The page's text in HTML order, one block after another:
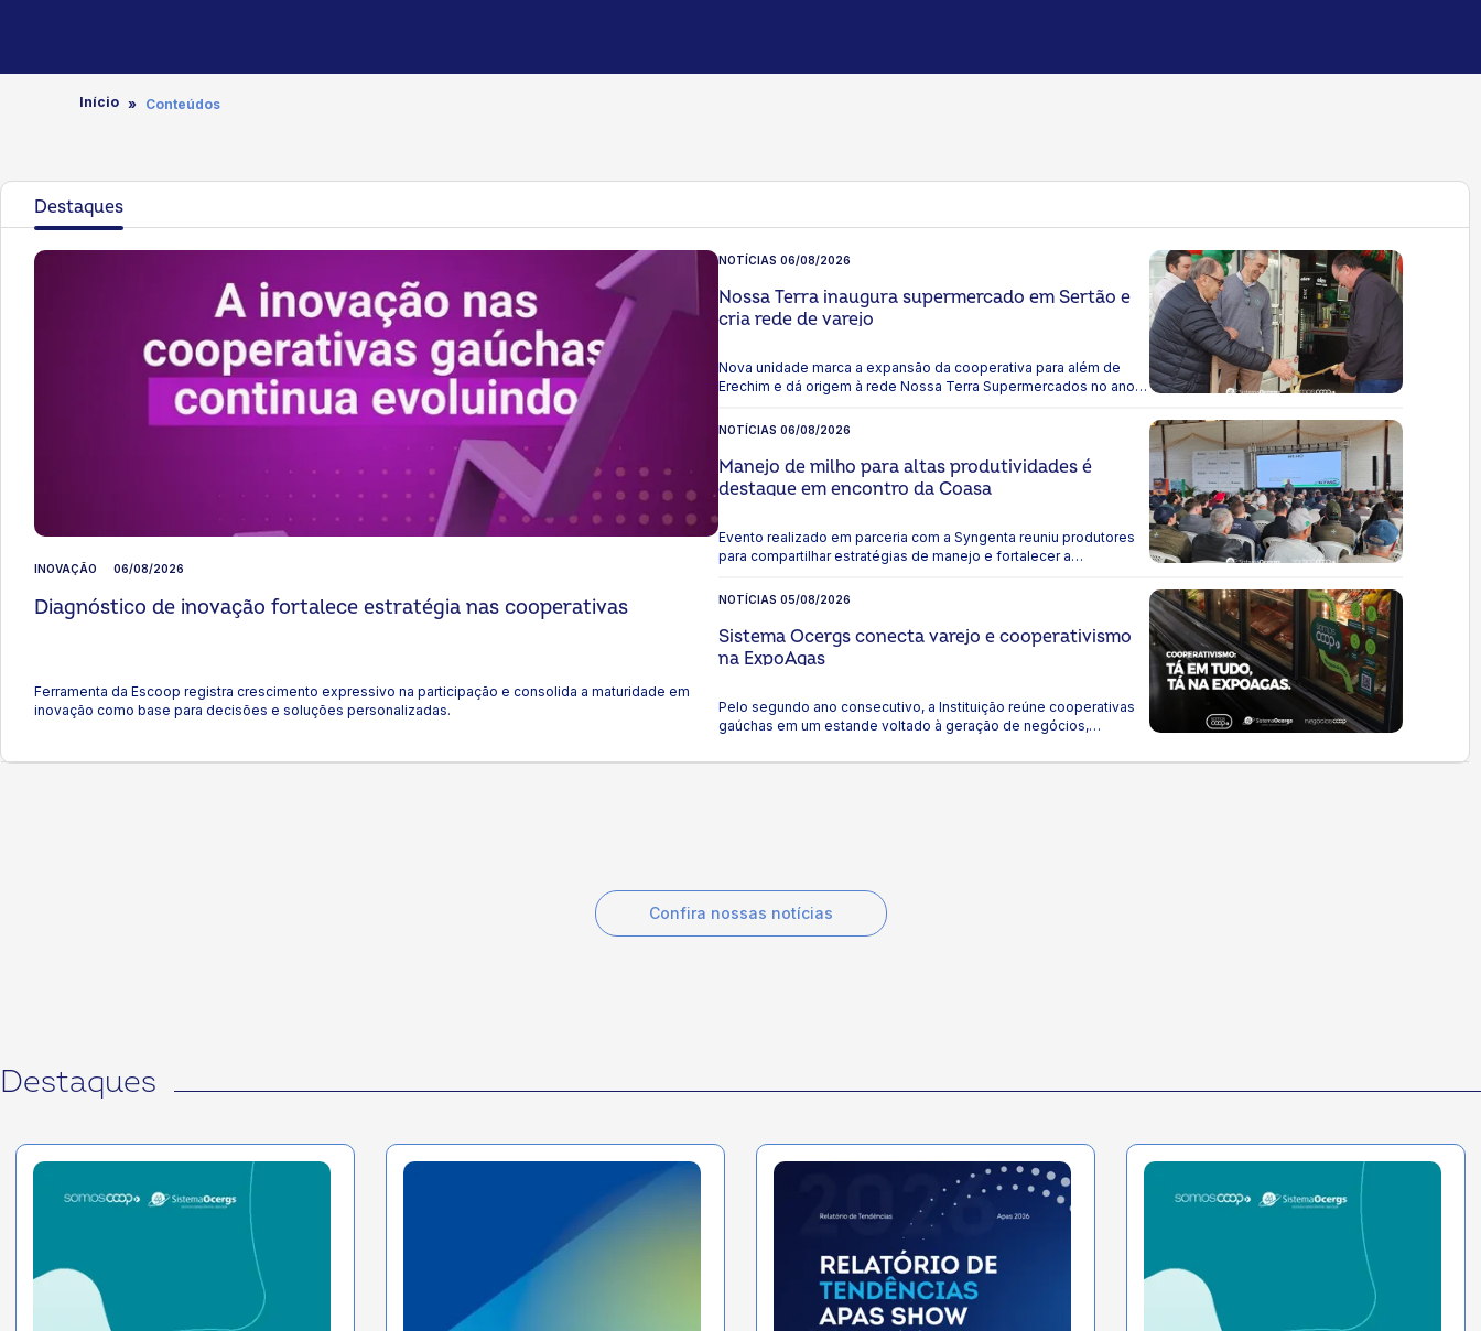
Início Conteúdos
Destaques
INOVAÇÃO 06/08/2026
Diagnóstico de inovação fortalece estratégia nas cooperativas
Ferramenta da Escoop registra crescimento expressivo na participação e consolida a maturidade em
inovação como base para decisões e soluções personalizadas.
NOTÍCIAS 06/08/2026
Nossa Terra inaugura supermercado em Sertão e
cria rede de varejo
Nova unidade marca a expansão da cooperativa para além de
Erechim e dá origem à rede Nossa Terra Supermercados no ano
NOTÍCIAS 06/08/2026
Manejo de milho para altas produtividades é
destaque em encontro da Coasa
Evento realizado em parceria com a Syngenta reuniu produtores
para compartilhar estratégias de manejo e fortalecer a
NOTÍCIAS 05/08/2026
Sistema Ocergs conecta varejo e cooperativismo
na ExpoAgas
Pelo segundo ano consecutivo, a Instituição reúne cooperativas
gaúchas em um estande voltado à geração de negócios,
Confira nossas notícias
Destaques